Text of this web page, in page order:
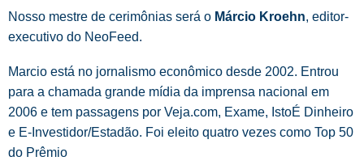
Nosso mestre de cerimônias será o Márcio Kroehn, editor-
executivo do NeoFeed.
Marcio está no jornalismo econômico desde 2002. Entrou
para a chamada grande mídia da imprensa nacional em
2006 e tem passagens por Veja.com, Exame, IstoÉ Dinheiro
e E-Investidor/Estadão. Foi eleito quatro vezes como Top 50
do Prêmio